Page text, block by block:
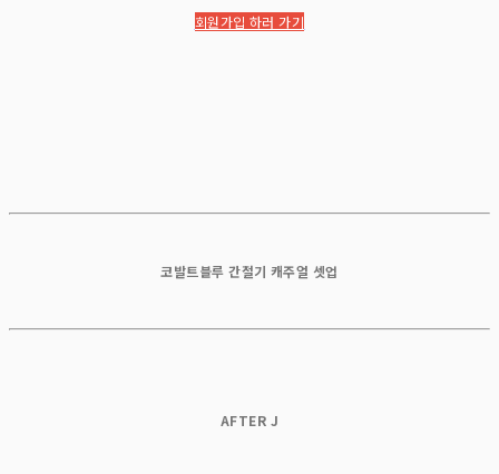
회원가입 하러 가기
코발트블루 간절기 캐주얼 셋업
AFTER J